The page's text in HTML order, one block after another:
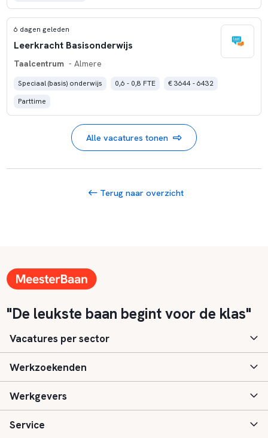
6 dagen geleden
Leerkracht Basisonderwijs
Taalcentrum - Almere
Speciaal (basis) onderwijs 0,6 - 0,8 FTE
€ 3644 - 6432
Parttime
Alle vacatures tonen
Terug naar overzicht
"De leukste baan begint voor de klas"
Vacatures per sector
Basisonderwijs
Speciaal (basis) onderwijs
Voortgezet onderwijs
Werkzoekenden
Aanmelden
Vacatures
Werkgevers
Inloggen
Service